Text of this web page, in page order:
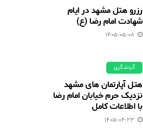
رزرو هتل مشهد در ایام
شهادت امام رضا (ع)
1405-05-08
گردشگری
هتل آپارتمان های مشهد
نزدیک حرم خیابان امام رضا
با اطلاعات کامل
1405-04-23